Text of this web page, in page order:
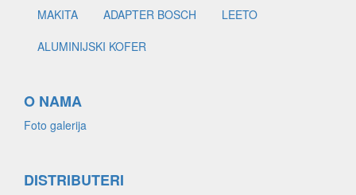
MAKITA
ADAPTER BOSCH
LEETO
ALUMINIJSKI KOFER
O NAMA
Foto galerija
DISTRIBUTERI